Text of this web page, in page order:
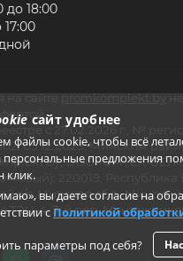
сайт удобнее
файлы cookie, чтобы всё
персональные предложения
клик.
вы даете согласие на
с Политикой
параметры под себя?
до 18:00
17:00
сайте promkomplekt.by
с 27.02.2026 г., №
05.12.2023, Минским
ООО «СМТЕХ-БЕЛ».
220019, Республика
с/с, Минская обл., Минский
ТЭЦ-4, 3-й пер.